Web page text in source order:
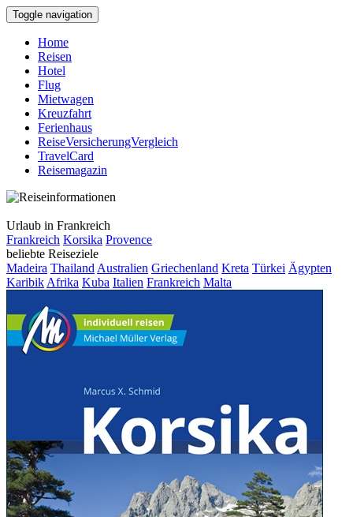
Toggle navigation
Home
Reisen
Hotel
Flug
Mietwagen
Kreuzfahrt
Ferienhaus
ReiseVersicherungVergleich
TravelCard
Reisemagazin
Urlaub in Frankreich
Frankreich Korsika Provence
beliebte Reiseziele
Madeira Thailand Australien Griechenland Kreta Türkei Ägypten
Karibik Afrika Kuba Italien Frankreich Malta